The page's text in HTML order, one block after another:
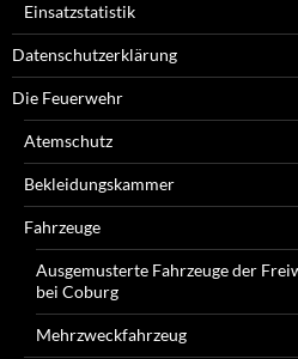
Einsatzstatistik
Datenschutzerklärung
Die Feuerwehr
Atemschutz
Bekleidungskammer
Fahrzeuge
Ausgemusterte Fahrzeuge der
bei Coburg
Mehrzweckfahrzeug